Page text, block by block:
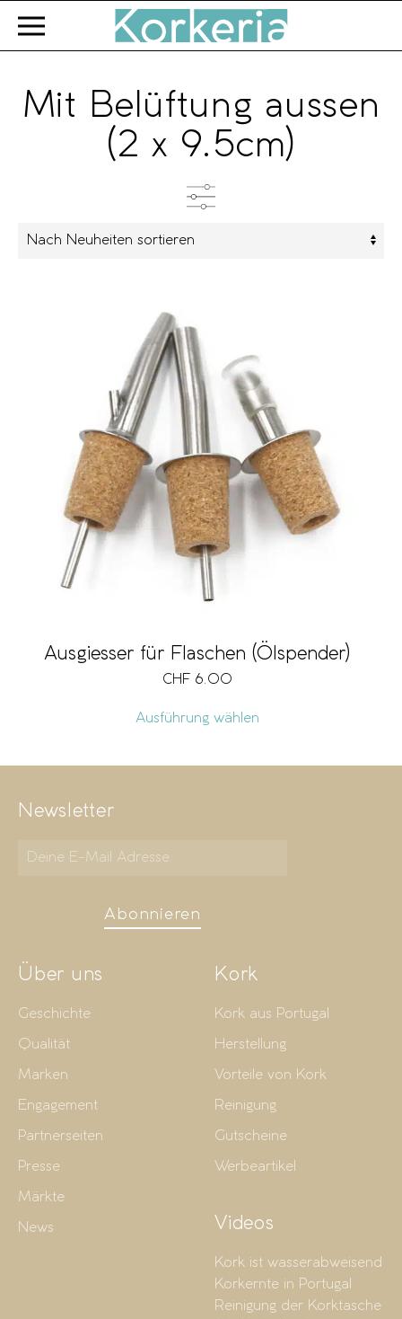
Zum Hauptinhalt springen
Mit Belüftung aussen
(2 x 9.5cm)
Kategorien
Marke
Grösse
Ausgiesser für Flaschen (Ölspender)
CHF 6.00
Ausführung wählen
Newsletter
Abonnieren
Über uns
Geschichte
Qualität
Marken
Engagement
Partnerseiten
Presse
Märkte
News
Kork
Kork aus Portugal
Herstellung
Vorteile von Kork
Reinigung
Gutscheine
Werbeartikel
Videos
Kork ist wasserabweisend
Korkernte in Portugal
Reinigung der Korktasche